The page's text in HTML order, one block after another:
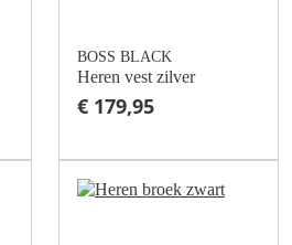
BOSS BLACK
Heren vest zilver
€ 179,95